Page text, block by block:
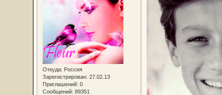
Откуда: Россия
Зарегистрирован: 27.02.13
Приглашений: 0
Сообщений: 89351